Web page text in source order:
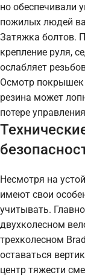
но обеспечивали
пожилых людей
Затяжка болтов.
крепление руля,
ослабляет
Осмотр покрышек
резина может
потере
Несмотря на
имеют свои
учитывать.
двухколесном
трехколесном
оставаться
центр тяжести